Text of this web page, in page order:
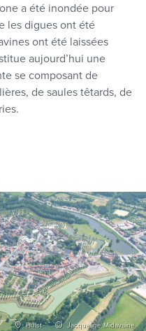
a été inondée pour
les digues ont été
ont été laissées
aujourd’hui une
se composant de
de saules têtards, de
Hulst Jacqueline Midavaine